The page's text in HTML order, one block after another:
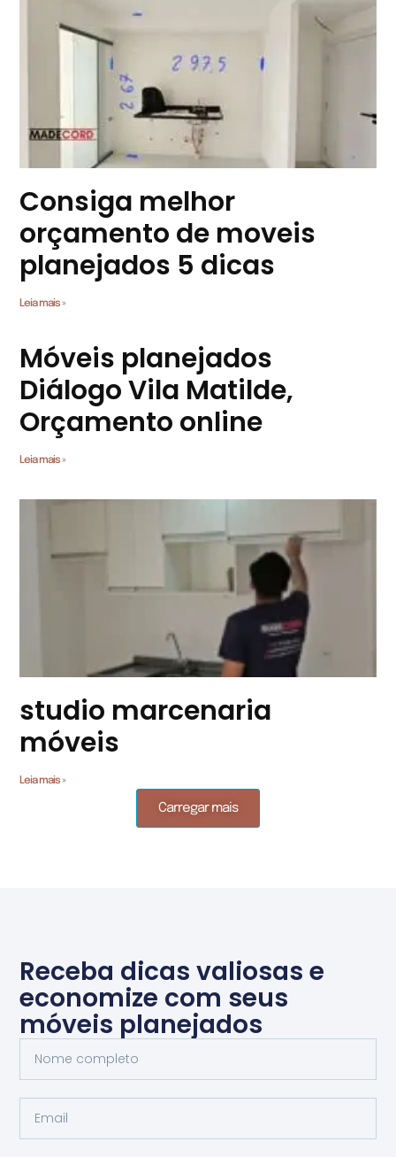
Consiga melhor
orçamento de moveis
planejados 5 dicas
Leia mais »
Móveis planejados
Diálogo Vila Matilde,
Orçamento online
Leia mais »
studio marcenaria
móveis
Leia mais »
Carregar mais
Receba dicas valiosas e
economize com seus
móveis planejados